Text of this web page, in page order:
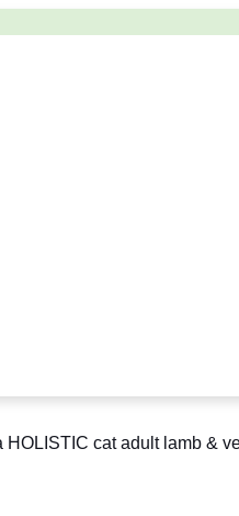
HOLISTIC cat adult lamb &